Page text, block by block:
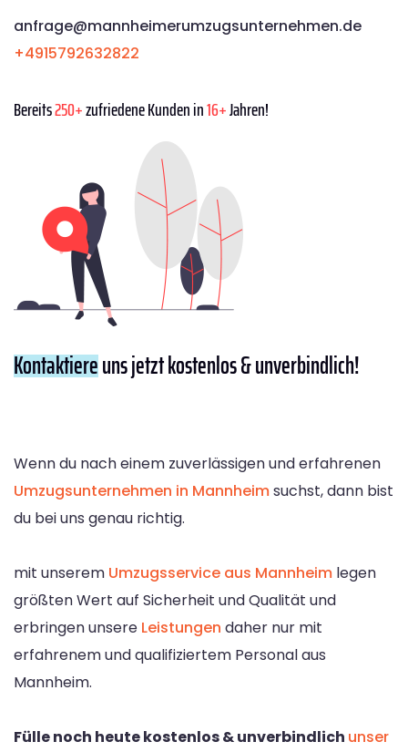
anfrage@mannheimerumzugsunternehmen.de
+4915792632822
Bereits250+zufriedene Kunden in16+Jahren!
Kontaktiereuns jetzt kostenlos & unverbindlich!
Wenn du nach einem zuverlässigen und erfahrenen
Umzugsunternehmen in Mannheimsuchst, dann bist
du bei uns genau richtig.
mit unserem Umzugsservice aus Mannheim legen
größten Wert auf Sicherheit und Qualität und
erbringen unsere Leistungen daher nur mit
erfahrenem und qualifiziertem Personal aus
Mannheim.
Fülle noch heute kostenlos & unverbindlich unser